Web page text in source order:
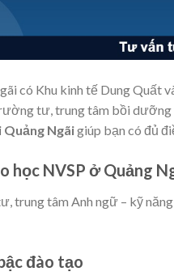
có Khu kinh tế Dung Quất
tư, trung tâm bồi dưỡng
Quảng Ngãigiúp bạn có đủ
học NVSP ở Quảng
trung tâm Anh ngữ – kỹ
đào tạo